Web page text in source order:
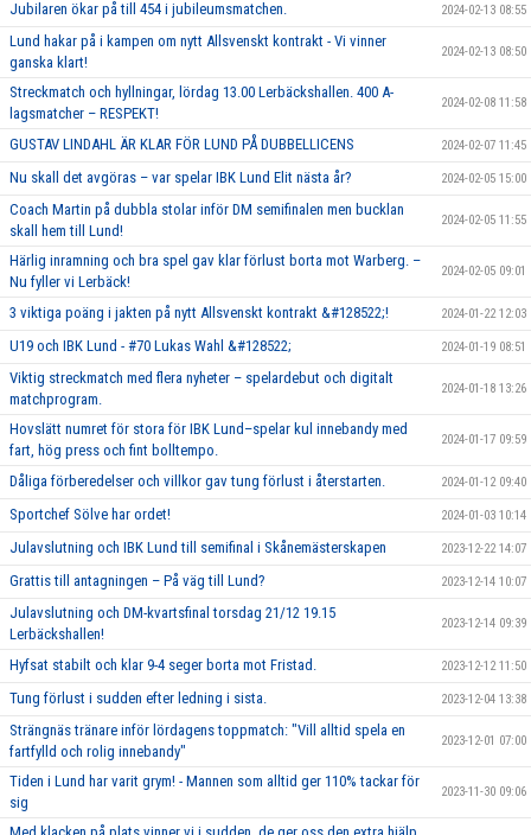
Jubilaren ökar på till 454 i jubileumsmatchen. 2024-02-13 08:55
Lund hakar på i kampen om nytt Allsvenskt kontrakt - Vi vinner
ganska klart!
2024-02-13 08:50
Streckmatch och hyllningar, lördag 13.00 Lerbäckshallen. 400 A-
lagsmatcher – RESPEKT!
2024-02-08 11:58
GUSTAV LINDAHL ÄR KLAR FÖR LUND PÅ DUBBELLICENS 2024-02-07 11:45
Nu skall det avgöras – var spelar IBK Lund Elit nästa år? 2024-02-05 15:00
Coach Martin på dubbla stolar inför DM semifinalen men bucklan
skall hem till Lund!
2024-02-05 11:55
Härlig inramning och bra spel gav klar förlust borta mot Warberg. –
Nu fyller vi Lerbäck!
2024-02-05 09:01
3 viktiga poäng i jakten på nytt Allsvenskt kontrakt &#128522;! 2024-01-22 12:03
U19 och IBK Lund - #70 Lukas Wahl &#128522; 2024-01-19 08:51
Viktig streckmatch med flera nyheter – spelardebut och digitalt
matchprogram.
2024-01-18 13:26
Hovslätt numret för stora för IBK Lund–spelar kul innebandy med
fart, hög press och fint bolltempo.
2024-01-17 09:59
Dåliga förberedelser och villkor gav tung förlust i återstarten. 2024-01-12 09:40
Sportchef Sölve har ordet! 2024-01-03 10:14
Julavslutning och IBK Lund till semifinal i Skånemästerskapen 2023-12-22 14:07
Grattis till antagningen – På väg till Lund? 2023-12-14 10:07
Julavslutning och DM-kvartsfinal torsdag 21/12 19.15
Lerbäckshallen!
2023-12-14 09:39
Hyfsat stabilt och klar 9-4 seger borta mot Fristad. 2023-12-12 11:50
Tung förlust i sudden efter ledning i sista. 2023-12-04 13:38
Strängnäs tränare inför lördagens toppmatch: "Vill alltid spela en
fartfylld och rolig innebandy"
2023-12-01 07:00
Tiden i Lund har varit grym! - Mannen som alltid ger 110% tackar för
sig
2023-11-30 09:06